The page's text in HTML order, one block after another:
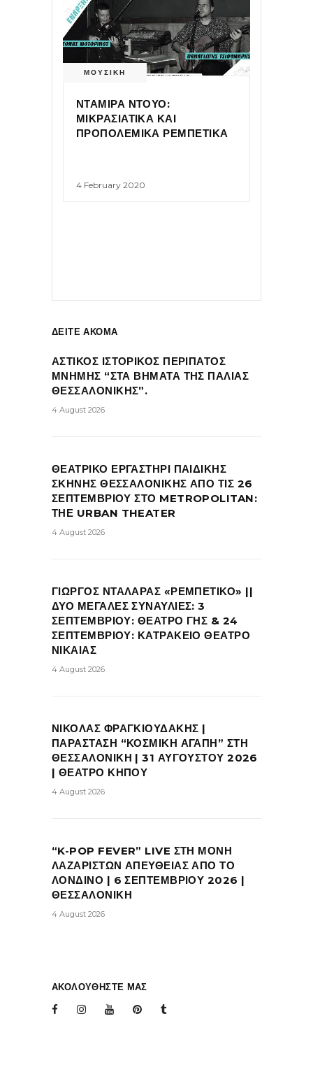
ΜΟΥΣΙΚΗ
ΝΤΑΜΙΡΑ ΝΤΟΥΟ:
ΜΙΚΡΑΣΙΑΤΙΚΑ ΚΑΙ
ΠΡΟΠΟΛΕΜΙΚΑ ΡΕΜΠΕΤΙΚΑ
4 February 2020
ΔΕΙΤΕ ΑΚΟΜΑ
ΑΣΤΙΚΟΣ ΙΣΤΟΡΙΚΟΣ ΠΕΡΙΠΑΤΟΣ
ΜΝΗΜΗΣ “ΣΤΑ ΒΗΜΑΤΑ ΤΗΣ ΠΑΛΙΑΣ
ΘΕΣΣΑΛΟΝΙΚΗΣ”.
4 August 2026
ΘΕΑΤΡΙΚΟ ΕΡΓΑΣΤΗΡΙ ΠΑΙΔΙΚΗΣ
ΣΚΗΝΗΣ ΘΕΣΣΑΛΟΝΙΚΗΣ ΑΠΟ ΤΙΣ 26
ΣΕΠΤΕΜΒΡΙΟΥ ΣΤΟ METROPOLITAN:
ΤΗΕ URBAN THEATER
4 August 2026
ΓΙΩΡΓΟΣ ΝΤΑΛΑΡΑΣ «ΡΕΜΠΕΤΙΚΟ» ||
ΔΥΟ ΜΕΓΑΛΕΣ ΣΥΝΑΥΛΙΕΣ: 3
ΣΕΠΤΕΜΒΡΙΟΥ: ΘΕΑΤΡΟ ΓΗΣ & 24
ΣΕΠΤΕΜΒΡΙΟΥ: ΚΑΤΡΑΚΕΙΟ ΘΕΑΤΡΟ
ΝΙΚΑΙΑΣ
4 August 2026
ΝΙΚΟΛΑΣ ΦΡΑΓΚΙΟΥΔΑΚΗΣ |
ΠΑΡΑΣΤΑΣΗ “ΚΟΣΜΙΚΗ ΑΓΑΠΗ” ΣΤΗ
ΘΕΣΣΑΛΟΝΙΚΗ | 31 ΑΥΓΟΥΣΤΟΥ 2026
| ΘΕΑΤΡΟ ΚΗΠΟΥ
4 August 2026
“K-POP FEVER” LIVE ΣΤΗ ΜΟΝΗ
ΛΑΖΑΡΙΣΤΩΝ ΑΠΕΥΘΕΙΑΣ ΑΠΟ ΤΟ
ΛΟΝΔΙΝΟ | 6 ΣΕΠΤΕΜΒΡΙΟΥ 2026 |
ΘΕΣΣΑΛΟΝΙΚΗ
4 August 2026
ΑΚΟΛΟΥΘΗΣΤΕ ΜΑΣ